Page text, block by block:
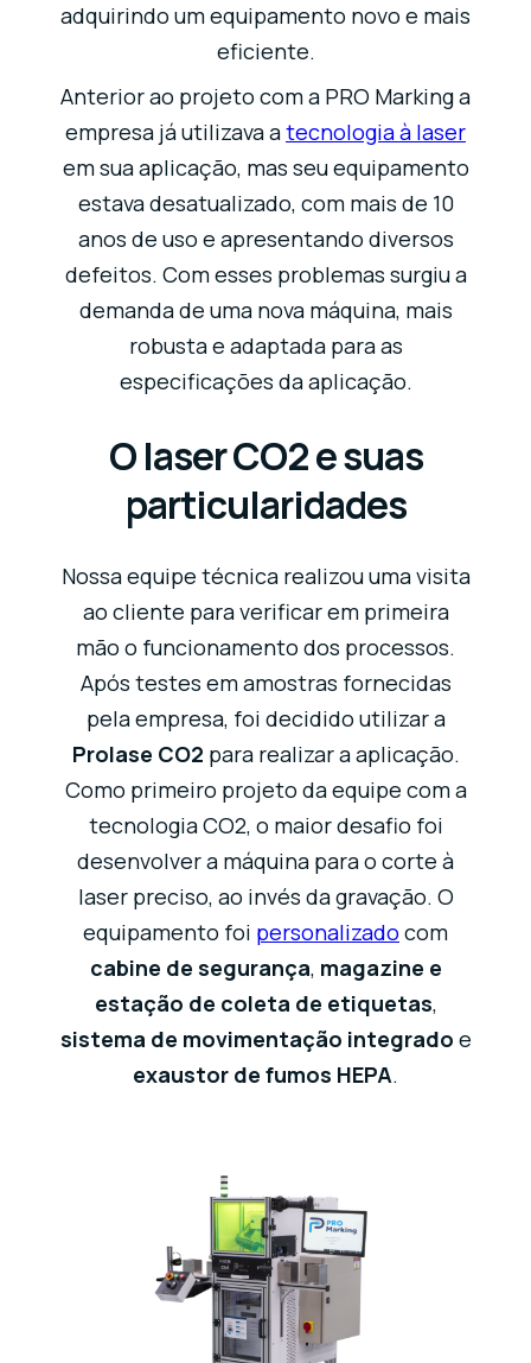
adquirindo um equipamento novo e mais
eficiente.
Anterior ao projeto com a PRO Marking a
empresa já utilizava atecnologia à laser
em sua aplicação, mas seu equipamento
estava desatualizado, com mais de 10
anos de uso e apresentando diversos
defeitos. Com esses problemas surgiu a
demanda de uma nova máquina, mais
robusta e adaptada para as
especificações da aplicação.
O laser CO2 e suas
particularidades
Nossa equipe técnica realizou uma visita
ao cliente para verificar em primeira
mão o funcionamento dos processos.
Após testes em amostras fornecidas
pela empresa, foi decidido utilizar a
Prolase CO2 para realizar a aplicação.
Como primeiro projeto da equipe com a
tecnologia CO2, o maior desafio foi
desenvolver a máquina para o corte à
laser preciso, ao invés da gravação. O
equipamento foi personalizado com
cabine de segurança, magazine e
estação de coleta de etiquetas,
sistema de movimentação integrado e
exaustor de fumos HEPA.